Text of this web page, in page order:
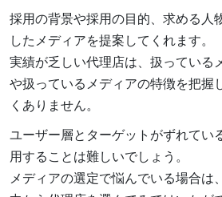
採用の背景や採用の目的、求める人
したメディアを提案してくれます。
実績が乏しい代理店は、扱っている
や扱っているメディアの特徴を把握
くありません。
ユーザー層とターゲットがずれてい
用することは難しいでしょう。
メディアの選定で悩んでいる場合は